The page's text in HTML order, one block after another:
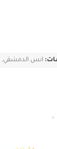
انس الدمشقي,